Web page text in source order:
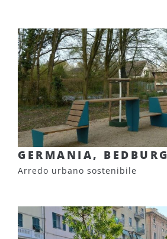
GERMANIA, BEDBURG
Arredo urbano sostenibile